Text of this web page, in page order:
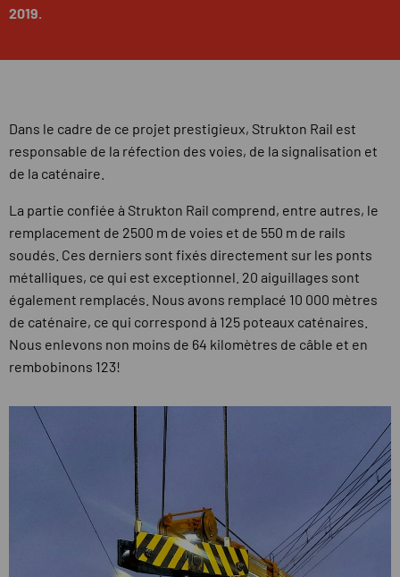
2019.
Dans le cadre de ce projet prestigieux, Strukton Rail est
responsable de la réfection des voies, de la signalisation et
de la caténaire.
La partie confiée à Strukton Rail comprend, entre autres, le
remplacement de 2500 m de voies et de 550 m de rails
soudés. Ces derniers sont fixés directement sur les ponts
métalliques, ce qui est exceptionnel. 20 aiguillages sont
également remplacés. Nous avons remplacé 10 000 mètres
de caténaire, ce qui correspond à 125 poteaux caténaires.
Nous enlevons non moins de 64 kilomètres de câble et en
rembobinons 123!